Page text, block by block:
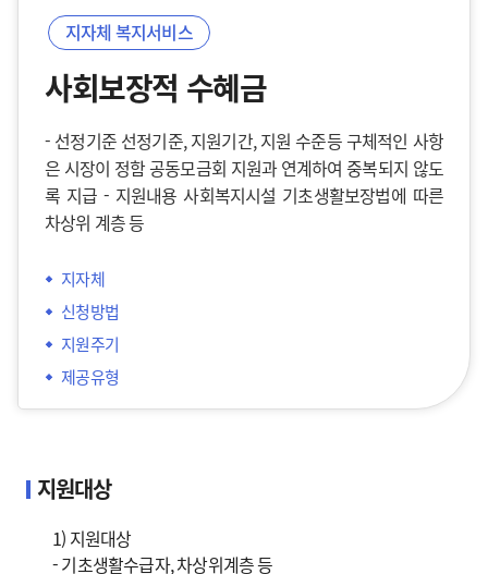
지자체 복지서비스
사회보장적 수혜금
- 선정기준 선정기준, 지원기간, 지원 수준등 구체적인 사항
은 시장이 정함 공동모금회 지원과 연계하여 중복되지 않도
록 지급 - 지원내용 사회복지시설 기초생활보장법에 따른
차상위 계층 등
지자체
신청방법
지원주기
제공유형
지원대상
1) 지원대상
- 기초생활수급자, 차상위계층 등